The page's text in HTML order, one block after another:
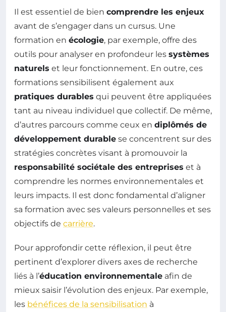
Il est essentiel de bien comprendre les enjeux
avant de s’engager dans un cursus. Une
formation en écologie, par exemple, offre des
outils pour analyser en profondeur les systèmes
naturels et leur fonctionnement. En outre, ces
formations sensibilisent également aux
pratiques durables qui peuvent être appliquées
tant au niveau individuel que collectif. De même,
d’autres parcours comme ceux en diplômés de
développement durable se concentrent sur des
stratégies concrètes visant à promouvoir la
responsabilité sociétale des entreprises et à
comprendre les normes environnementales et
leurs impacts. Il est donc fondamental d’aligner
sa formation avec ses valeurs personnelles et ses
objectifs de carrière.
Pour approfondir cette réflexion, il peut être
pertinent d’explorer divers axes de recherche
liés à l’éducation environnementale afin de
mieux saisir l’évolution des enjeux. Par exemple,
les bénéfices de la sensibilisation à